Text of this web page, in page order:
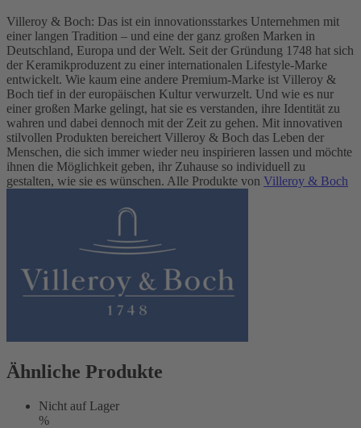
Villeroy & Boch: Das ist ein innovationsstarkes Unternehmen mit
einer langen Tradition – und eine der ganz großen Marken in
Deutschland, Europa und der Welt. Seit der Gründung 1748 hat sich
der Keramikproduzent zu einer internationalen Lifestyle-Marke
entwickelt. Wie kaum eine andere Premium-Marke ist Villeroy &
Boch tief in der europäischen Kultur verwurzelt. Und wie es nur
einer großen Marke gelingt, hat sie es verstanden, ihre Identität zu
wahren und dabei dennoch mit der Zeit zu gehen. Mit innovativen
stilvollen Produkten bereichert Villeroy & Boch das Leben der
Menschen, die sich immer wieder neu inspirieren lassen und möchte
ihnen die Möglichkeit geben, ihr Zuhause so individuell zu
gestalten, wie sie es wünschen. Alle Produkte von Villeroy & Boch
Ähnliche Produkte
Nicht auf Lager
%